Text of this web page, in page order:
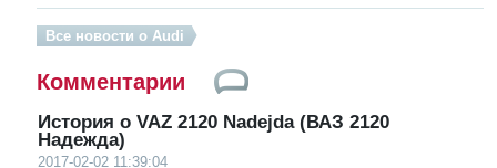
Все новости о Audi
Комментарии
История о VAZ 2120 Nadejda (ВАЗ 2120
Надежда)
2017-02-02 11:39:04